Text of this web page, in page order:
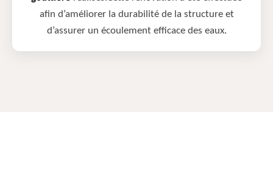
afin d’améliorer la durabilité de la structure et
d’assurer un écoulement efficace des eaux.